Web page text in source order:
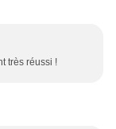
très réussi !